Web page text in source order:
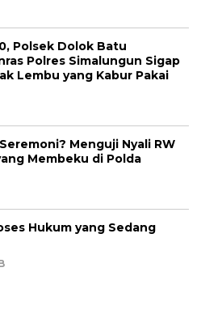
Polsek Dolok Batu
Polres Simalungun Sigap
Lembu yang Kabur Pakai
Menguji Nyali RW
Membeku di Polda
Hukum yang Sedang